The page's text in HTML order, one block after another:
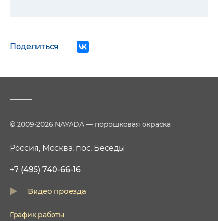
Поделиться
© 2009-2026 NAYADA — порошковая окраска
Россия, Москва, пос. Беседы
+7 (495) 740-66-16
Видео проезда
График работы